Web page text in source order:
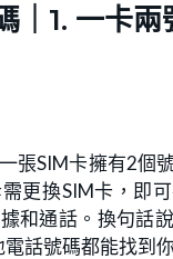
｜1. 一卡兩
張SIM卡擁有2個
更換SIM卡，即
和通話。換句話
話號碼都能找到